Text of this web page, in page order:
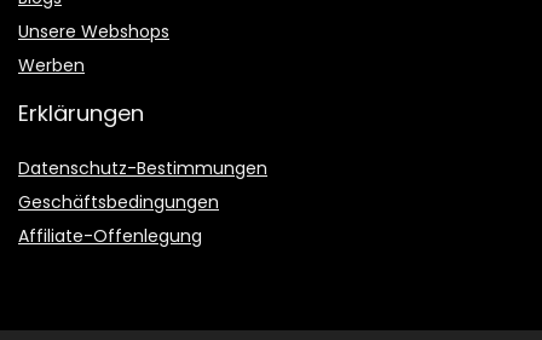
Unsere Webshops
Werben
Erklärungen
Datenschutz-Bestimmungen
Geschäftsbedingungen
Affiliate-Offenlegung